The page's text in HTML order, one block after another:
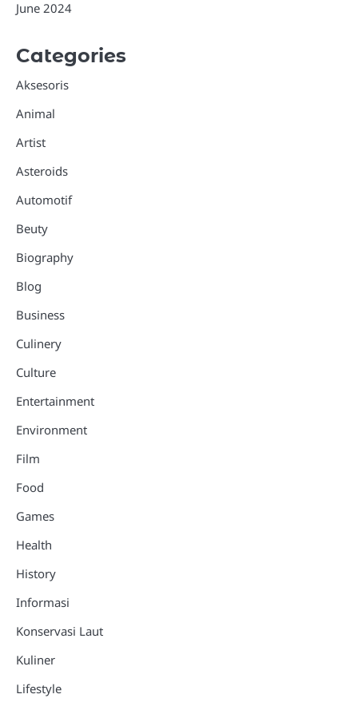
June 2024
Categories
Aksesoris
Animal
Artist
Asteroids
Automotif
Beuty
Biography
Blog
Business
Culinery
Culture
Entertainment
Environment
Film
Food
Games
Health
History
Informasi
Konservasi Laut
Kuliner
Lifestyle